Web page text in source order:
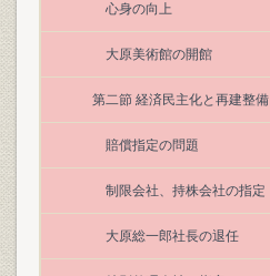
心身の向上
大原美術館の開館
第二節 経済民主化と再建整備
賠償指定の問題
制限会社、持株会社の指定
大原総一郎社長の退任